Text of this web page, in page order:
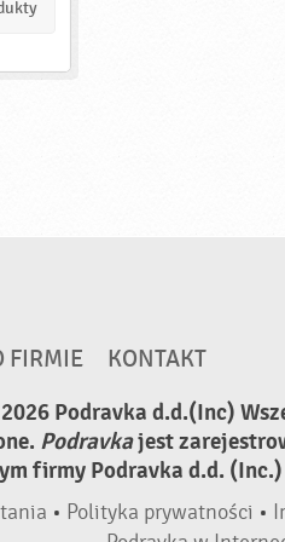
d
FIRMIE
KONTAKT
Podravka d.d.(Inc)
Podravkajest
firmy Podravka d.d. (Inc.)
• Polityka prywatności •